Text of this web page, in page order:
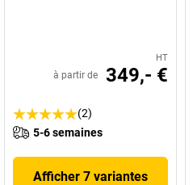
HT
à partir de 349,- €
(2)
5-6 semaines
Afficher 7 variantes